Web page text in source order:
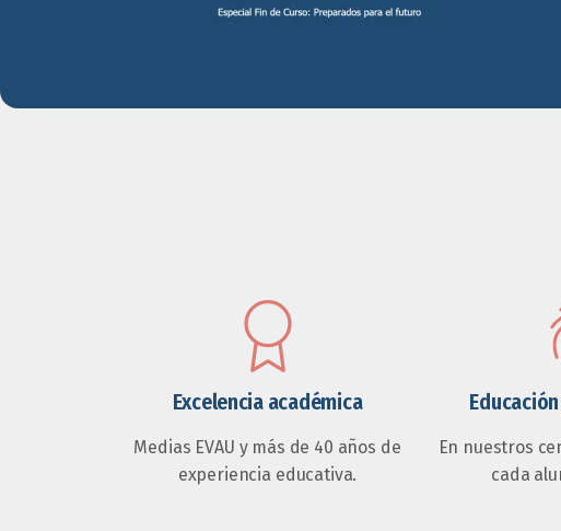
Excelencia académica
Medias EVAU y más de 40 años de
experiencia educativa.
En nuestros
cada